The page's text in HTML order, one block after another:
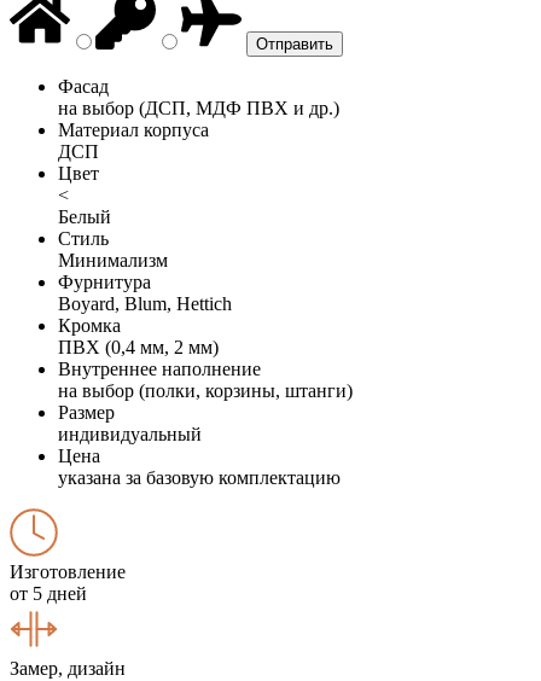
Фасад
на выбор (ДСП, МДФ ПВХ и др.)
Материал корпуса
ДСП
Цвет
<
Белый
Стиль
Минимализм
Фурнитура
Boyard, Blum, Hettich
Кромка
ПВХ (0,4 мм, 2 мм)
Внутреннее наполнение
на выбор (полки, корзины, штанги)
Размер
индивидуальный
Цена
указана за базовую комплектацию
Изготовление
от 5 дней
Замер, дизайн